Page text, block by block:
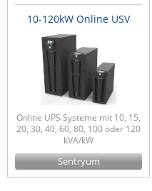
10-120kW Online USV
Online UPS Systeme mit 10, 15,
20, 30, 40, 60, 80, 100 oder 120
kVA/kW
Sentryum